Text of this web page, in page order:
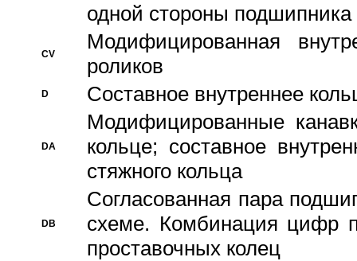
одной стороны подшипника
CV
Модифицированная
роликов
D Составное внутреннее
DA
Модифицированные
кольце; составное
стяжного кольца
DB
Согласованная пара
схеме. Комбинация цифр
проставочных колец